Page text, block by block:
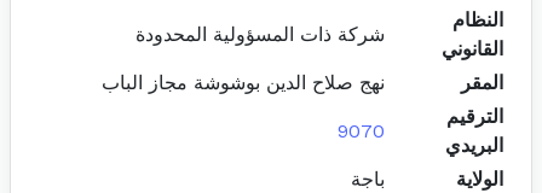
النظام
القانوني
شركة ذات المسؤولية المحدودة
المقر
نهج صلاح الدين بوشوشة مجاز الباب
الترقيم
البريدي
9070
الولاية باجة